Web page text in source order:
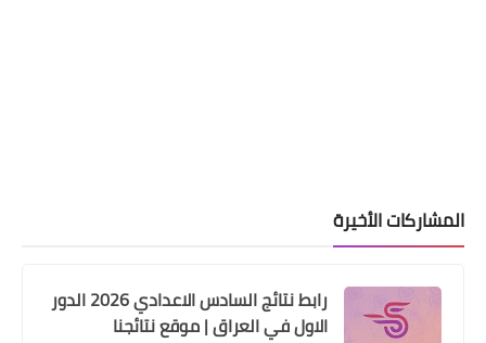
بيان هام من مصرف الرشيد برفع رواتب
الموظفين
المشاركات الأخيرة
رابط نتائج السادس الاعدادي 2026 الدور
الاول في العراق | موقع نتائجنا